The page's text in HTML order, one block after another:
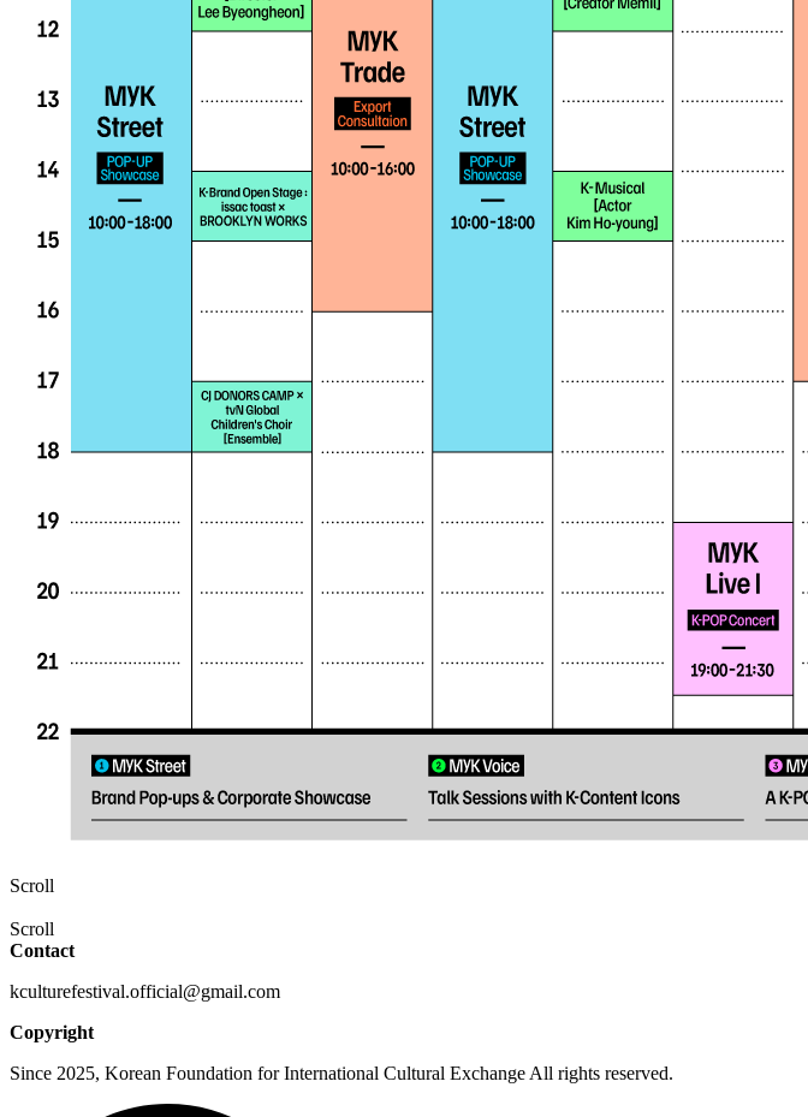
Scroll
Scroll
Contact
kculturefestival.official@gmail.com
Copyright
Since 2025, Korean Foundation for International Cultural Exchange All rights reserved.